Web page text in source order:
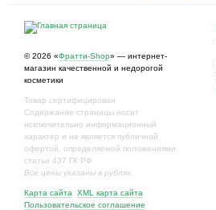
© 2026 «Фратти-Shop» — интернет-
магазин качественной и недорогой
косметики
Товар сертифицирован
Содержание страницы носит
исключительно информационный
характер и не является публичной
офертой, определяемой положениями
статьи 437 ГК РФ
Все цены указаны в рублях.
Карта сайта
XML карта сайта
Пользовательское соглашение